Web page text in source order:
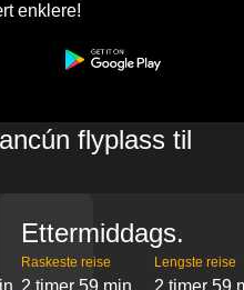
enklere!
flyplass til
Ettermiddags.
Raskeste reise
2 timer 59 min
Lengste reise
2 timer 59